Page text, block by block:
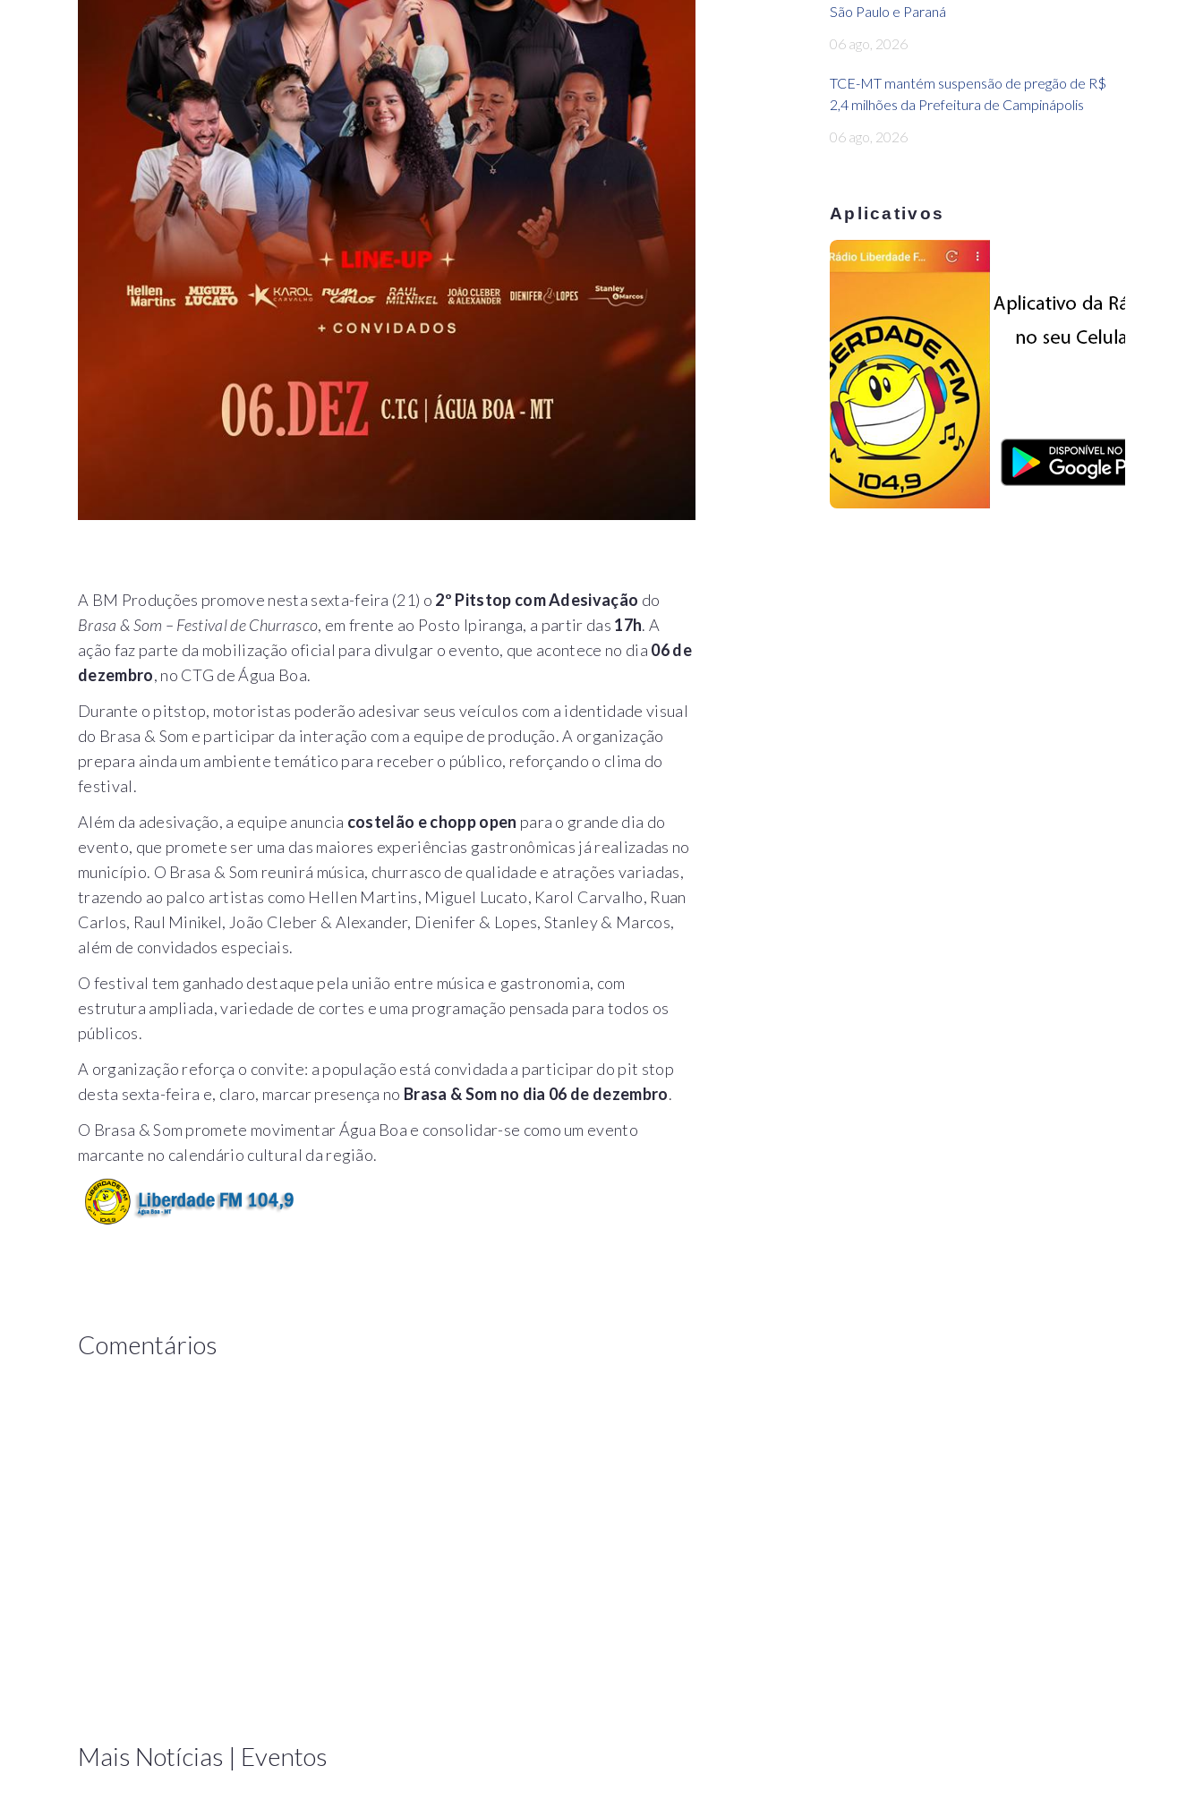
A BM Produções promove nesta sexta-feira (21) o 2º Pitstop com Adesivação do
Brasa & Som – Festival de Churrasco, em frente ao Posto Ipiranga, a partir das 17h. A
ação faz parte da mobilização oficial para divulgar o evento, que acontece no dia 06 de
dezembro, no CTG de Água Boa.
Durante o pitstop, motoristas poderão adesivar seus veículos com a identidade visual
do Brasa & Som e participar da interação com a equipe de produção. A organização
prepara ainda um ambiente temático para receber o público, reforçando o clima do
festival.
Além da adesivação, a equipe anuncia costelão e chopp open para o grande dia do
evento, que promete ser uma das maiores experiências gastronômicas já realizadas no
município. O Brasa & Som reunirá música, churrasco de qualidade e atrações variadas,
trazendo ao palco artistas como Hellen Martins, Miguel Lucato, Karol Carvalho, Ruan
Carlos, Raul Minikel, João Cleber & Alexander, Dienifer & Lopes, Stanley & Marcos,
além de convidados especiais.
O festival tem ganhado destaque pela união entre música e gastronomia, com
estrutura ampliada, variedade de cortes e uma programação pensada para todos os
públicos.
A organização reforça o convite: a população está convidada a participar do pit stop
desta sexta-feira e, claro, marcar presença no Brasa & Som no dia 06 de dezembro.
O Brasa & Som promete movimentar Água Boa e consolidar-se como um evento
marcante no calendário cultural da região.
Comentários
Mais Notícias | Eventos
São Paulo e Paraná
06 ago, 2026
TCE-MT mantém suspensão de pregão de R$
2,4 milhões da Prefeitura de Campinápolis
06 ago, 2026
Aplicativos